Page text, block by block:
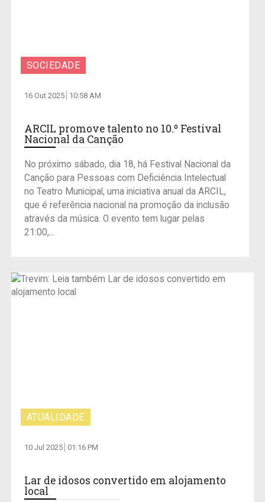
SOCIEDADE
16 Out 2025 10:58 AM
ARCIL promove talento no 10.º Festival
Nacional da Canção
No próximo sábado, dia 18, há Festival Nacional da
Canção para Pessoas com Deficiência Intelectual
no Teatro Municipal, uma iniciativa anual da ARCIL,
que é referência nacional na promoção da inclusão
através da música. O evento tem lugar pelas
21:00,...
ATUALIDADE
10 Jul 2025 01:16 PM
Lar de idosos convertido em alojamento
local